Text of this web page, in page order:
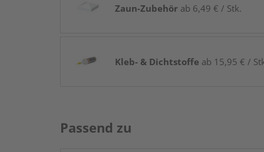
Zaun-Zubehör ab 6,49 € / Stk.
Kleb- & Dichtstoffe ab 15,95 € /
Passend zu